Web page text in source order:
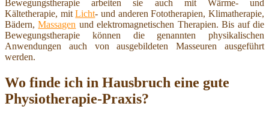
Bewegungstherapie arbeiten sie auch mit Wärme- und
Kältetherapie, mitLicht- und anderen Fototherapien, Klimatherapie,
Bädern,Massagen und elektromagnetischen Therapien. Bis auf die
Bewegungstherapie können die genannten physikalischen
Anwendungen auch von ausgebildeten Masseuren ausgeführt
werden.
Wo finde ich in Hausbruch eine gute
Physiotherapie-Praxis?